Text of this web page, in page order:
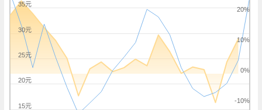
-10%
0%
10%
20%
15元
20元
25元
30元
35元